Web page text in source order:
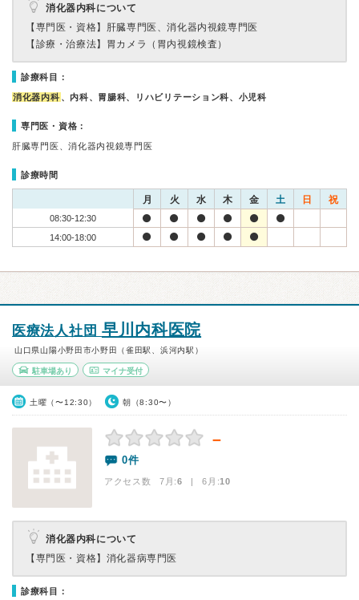
消化器内科について
【専門医・資格】 肝臓専門医、消化器内視鏡専門医
【診療・治療法】 胃カメラ（胃内視鏡検査）
診療科目：
消化器内科 、内科、胃腸科、リハビリテーション科、小児科
専門医・資格：
肝臓専門医、消化器内視鏡専門医
診療時間
月 火 水 木 金 土 日 祝
08:30-12:30
14:00-18:00
医療法人社団 早川内科医院
山口県山陽小野田市小野田（雀田駅、浜河内駅）
駐車場あり マイナ受付
土曜（〜12:30） 朝（8:30〜）
－
0件
アクセス数 7月:6 | 6月:10
消化器内科について
【専門医・資格】 消化器病専門医
診療科目：